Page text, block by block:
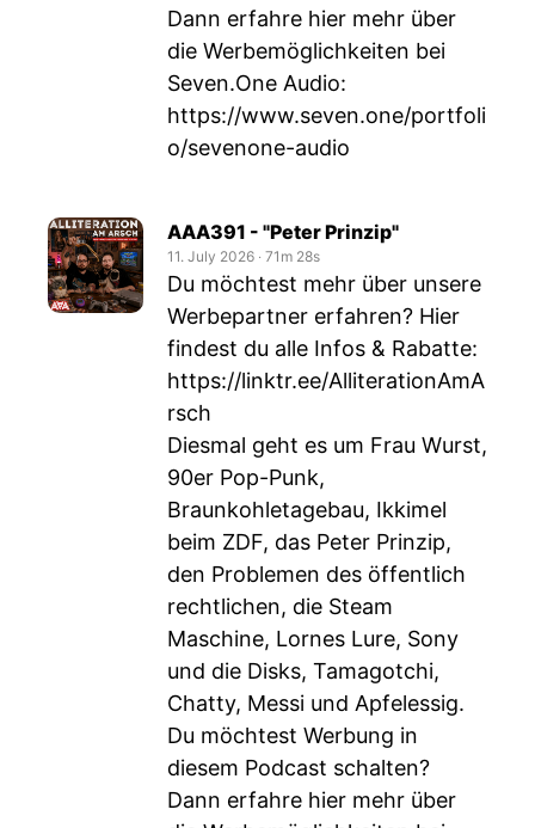
Dann erfahre hier mehr über
die Werbemöglichkeiten bei
Seven.One Audio:
https://www.seven.one/portfoli
o/sevenone-audio
AAA391 - "Peter Prinzip"
11. July 2026 ‧ 71m 28s
Du möchtest mehr über unsere
Werbepartner erfahren? Hier
findest du alle Infos & Rabatte:
https://linktr.ee/AlliterationAmA
rsch
Diesmal geht es um Frau Wurst,
90er Pop-Punk,
Braunkohletagebau, Ikkimel
beim ZDF, das Peter Prinzip,
den Problemen des öffentlich
rechtlichen, die Steam
Maschine, Lornes Lure, Sony
und die Disks, Tamagotchi,
Chatty, Messi und Apfelessig.
Du möchtest Werbung in
diesem Podcast schalten?
Dann erfahre hier mehr über